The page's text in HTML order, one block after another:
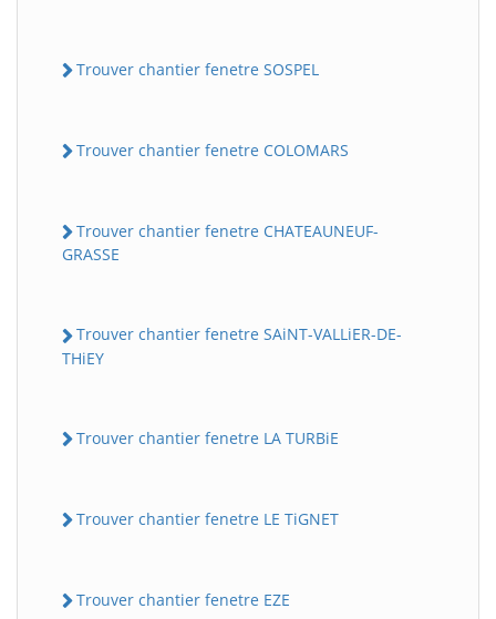
Trouver chantier fenetre SOSPEL
Trouver chantier fenetre COLOMARS
Trouver chantier fenetre CHATEAUNEUF-
GRASSE
Trouver chantier fenetre SAiNT-VALLiER-DE-
THiEY
Trouver chantier fenetre LA TURBiE
Trouver chantier fenetre LE TiGNET
Trouver chantier fenetre EZE